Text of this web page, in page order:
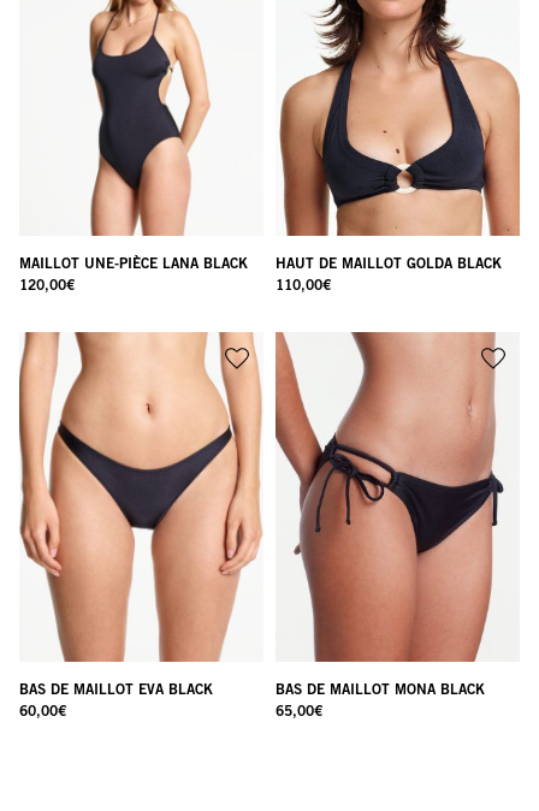
MAILLOT UNE-PIÈCE LANA BLACK
120,00€
HAUT DE MAILLOT GOLDA BLACK
110,00€
BAS DE MAILLOT EVA BLACK
60,00€
BAS DE MAILLOT MONA BLACK
65,00€